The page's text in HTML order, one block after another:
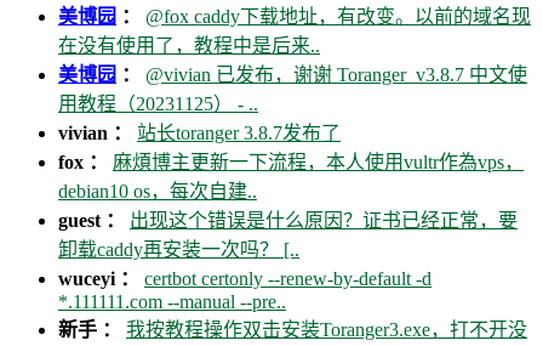
美博园 ： @fox caddy下载地址，有改变。以前的域名现
在没有使用了，教程中是后来..
美博园 ： @vivian 已发布，谢谢 Toranger_v3.8.7 中文使
用教程（20231125） - ..
vivian ： 站长toranger 3.8.7发布了
fox ： 麻煩博主更新一下流程，本人使用vultr作為vps，
debian10 os，每次自建..
guest ： 出现这个错误是什么原因？证书已经正常，要
卸载caddy再安装一次吗？ [..
wuceyi ： certbot certonly --renew-by-default -d
*.111111.com --manual --pre..
新手 ： 我按教程操作双击安装Toranger3.exe，打不开没